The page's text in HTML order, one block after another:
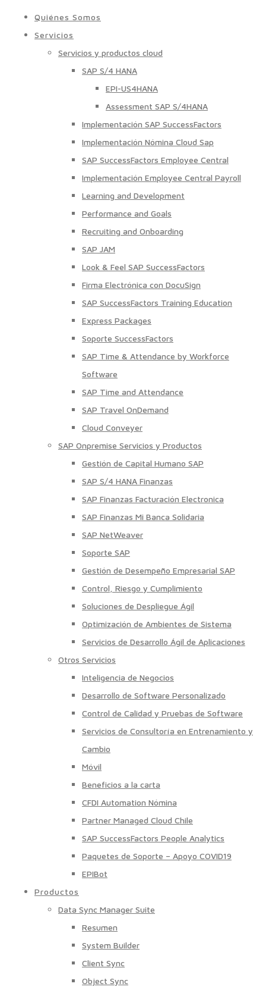
Quiénes Somos
Servicios
Servicios y productos cloud
SAP S/4 HANA
EPI-US4HANA
Assessment SAP S/4HANA
Implementación SAP SuccessFactors
Implementación Nómina Cloud Sap
SAP SuccessFactors Employee Central
Implementación Employee Central Payroll
Learning and Development
Performance and Goals
Recruiting and Onboarding
SAP JAM
Look & Feel SAP SuccessFactors
Firma Electrónica con DocuSign
SAP SuccessFactors Training Education
Express Packages
Soporte SuccessFactors
SAP Time & Attendance by Workforce
Software
SAP Time and Attendance
SAP Travel OnDemand
Cloud Conveyer
SAP Onpremise Servicios y Productos
Gestión de Capital Humano SAP
SAP S/4 HANA Finanzas
SAP Finanzas Facturación Electronica
SAP Finanzas Mi Banca Solidaria
SAP NetWeaver
Soporte SAP
Gestión de Desempeño Empresarial SAP
Control, Riesgo y Cumplimiento
Soluciones de Despliegue Ágil
Optimización de Ambientes de Sistema
Servicios de Desarrollo Ágil de Aplicaciones
Otros Servicios
Inteligencia de Negocios
Desarrollo de Software Personalizado
Control de Calidad y Pruebas de Software
Servicios de Consultoría en Entrenamiento y
Cambio
Móvil
Beneficios a la carta
CFDI Automation Nómina
Partner Managed Cloud Chile
SAP SuccessFactors People Analytics
Paquetes de Soporte – Apoyo COVID19
EPIBot
Productos
Data Sync Manager Suite
Resumen
System Builder
Client Sync
Object Sync